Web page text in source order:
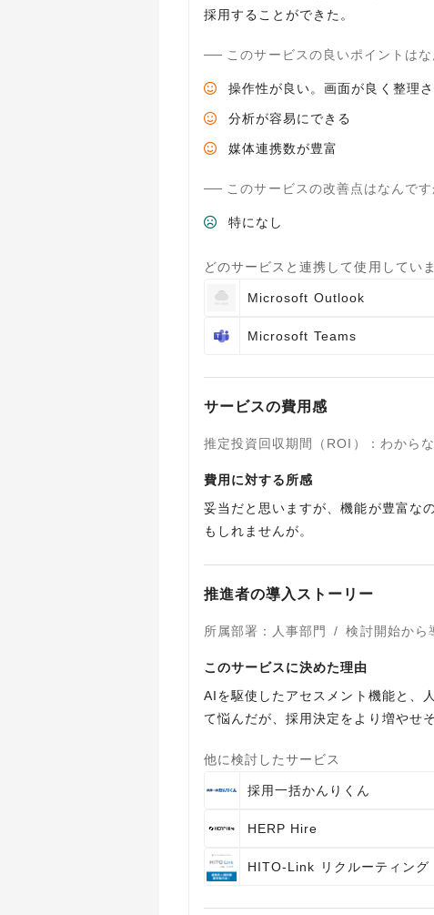
このサービスの良いポイントはな
操作性が良い。画面が良く整理
分析が容易にできる
媒体連携数が豊富
このサービスの改善点はなんです
特になし
どのサービスと連携して使用してい
Microsoft Outlook
Microsoft Teams
サービスの費用感
推定投資回収期間（ROI） ： わから
費用に対する所感
妥当だと思いますが、機能が豊富な
もしれませんが。
推進者の導入ストーリー
所属部署 ： 人事部門 / 検討開始から
このサービスに決めた理由
AIを駆使したアセスメント機能と、
て悩んだが、採用決定をより増やせ
他に検討したサービス
採用一括かんりくん
HERP Hire
HITO-Link リクルーティング